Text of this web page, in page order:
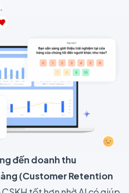
đến doanh thu
(Customer Retention